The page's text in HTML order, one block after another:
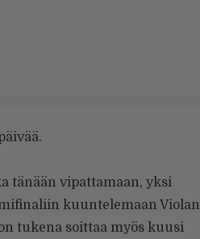
tänään vipattamaan, yksi
kuuntelemaan Violan
tukena soittaa myös kuusi